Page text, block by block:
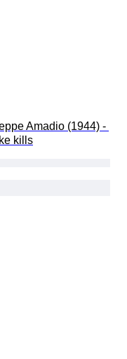
Amadio (1944) -
kills